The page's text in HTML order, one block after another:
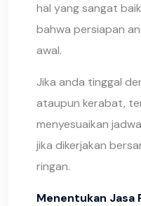
hal yang sangat
bahwa persiapan
awal.
Jika anda tinggal
ataupun kerabat,
menyesuaikan
jika dikerjakan
ringan.
Menentukan Jasa